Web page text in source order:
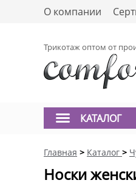
О компании
Трикотаж оптом от
КАТАЛОГ
Главная > Каталог >
Носки